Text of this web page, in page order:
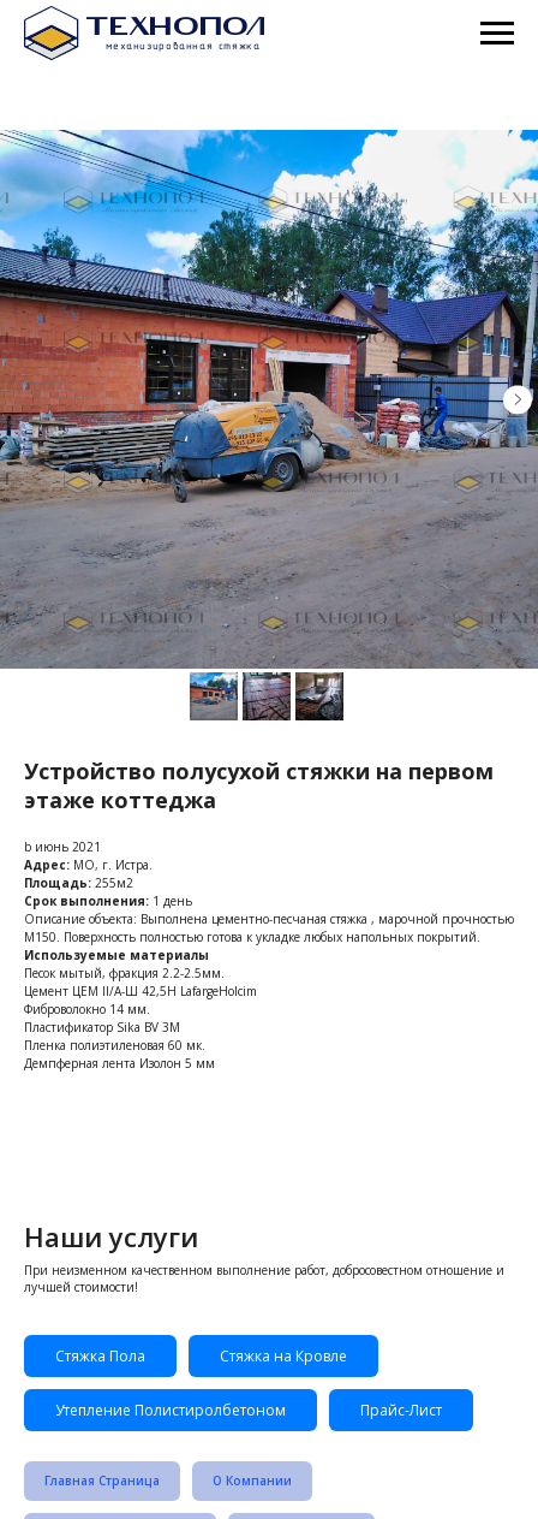
Устройство полусухой стяжки на первом
этаже коттеджа
b июнь 2021
Адрес: МО, г. Истра.
Площадь: 255м2
Срок выполнения: 1 день
Описание объекта: Выполнена цементно-песчаная стяжка , марочной прочностью
М150. Поверхность полностью готова к укладке любых напольных покрытий.
Используемые материалы
Песок мытый, фракция 2.2-2.5мм.
Цемент ЦЕМ II/A-Ш 42,5Н LafargeHolcim
Фиброволокно 14 мм.
Пластификатор Sika BV 3M
Пленка полиэтиленовая 60 мк.
Демпферная лента Изолон 5 мм
Наши услуги
При неизменном качественном выполнение работ, добросовестном отношение и
лучшей стоимости!
Стяжка Пола Стяжка на Кровле
Утепление Полистиролбетоном Прайс-Лист
Главная Страница О Компании